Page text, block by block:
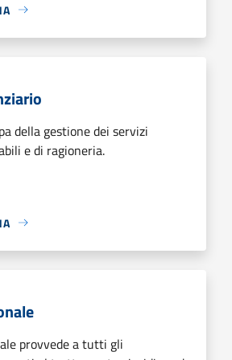
della gestione dei servizi
e di ragioneria.
provvede a tutti gli